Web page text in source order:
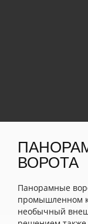
ВОРОТА
Панорамные
промышленном
необычный